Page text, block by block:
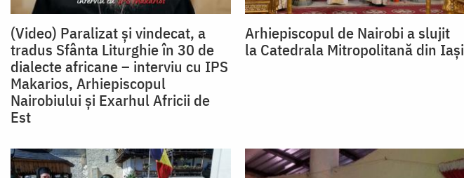
(Video) Paralizat și vindecat, a
tradus Sfânta Liturghie în 30 de
dialecte africane – interviu cu IPS
Makarios, Arhiepiscopul
Nairobiului și Exarhul Africii de
Est
Arhiepiscopul de Nairobi a slujit
la Catedrala Mitropolitană din Iași